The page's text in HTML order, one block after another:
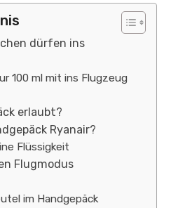
dürfen ins
100 ml mit ins Flugzeug
erlaubt?
Ryanair?
Flüssigkeit
Flugmodus
im Handgepäck